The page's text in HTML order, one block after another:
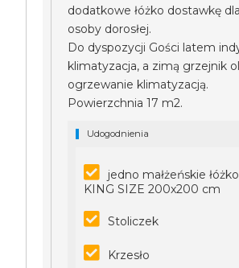
dodatkowe łóżko dostawkę
osoby dorosłej.
Do dyspozycji Gości latem
klimatyzacja, a zimą grzejnik
ogrzewanie klimatyzacją.
Powierzchnia 17 m2.
Udogodnienia
jedno małżeńskie
KING SIZE 200x200 cm
Stoliczek
Krzesło